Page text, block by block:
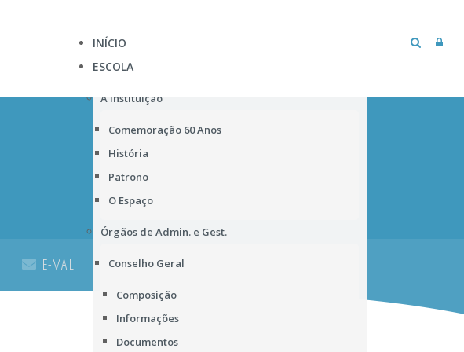
INÍCIO
ESCOLA
A Instituição
Comemoração 60 Anos
História
Patrono
O Espaço
Órgãos de Admin. e Gest.
Conselho Geral
Composição
Informações
Documentos
E-MAIL MICROSOFT TEAMS